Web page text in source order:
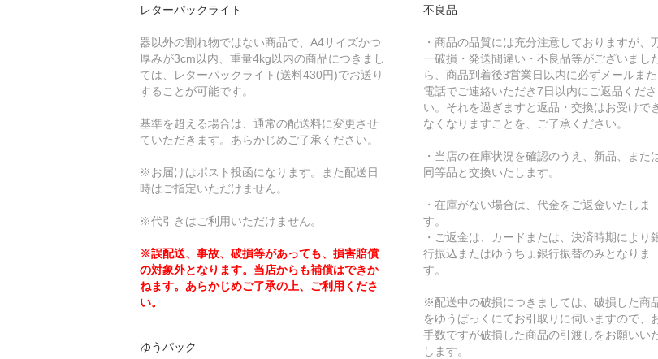
レターパックライト
器以外の割れ物ではない商品で、A4サイズかつ
厚みが3cm以内、重量4kg以内の商品につきまし
ては、レターパックライト(送料430円)でお送り
することが可能です。
基準を超える場合は、通常の配送料に変更させ
ていただきます。あらかじめご了承ください。
※お届けはポスト投函になります。また配送日
時はご指定いただけません。
※代引きはご利用いただけません。
※誤配送、事故、破損等があっても、損害賠償
の対象外となります。当店からも補償はできか
ねます。あらかじめご了承の上、ご利用くださ
い。
ゆうパック
不良品
・商品の品質には充分注意しておりますが、
一破損・発送間違い・不良品等がございまし
ら、商品到着後3営業日以内に必ずメールま
電話でご連絡いただき7日以内にご返品くださ
い。それを過ぎますと返品・交換はお受けで
なくなりますことを、ご了承ください。
・当店の在庫状況を確認のうえ、新品、また
同等品と交換いたします。
・在庫がない場合は、代金をご返金いたしま
す。
・ご返金は、カードまたは、決済時期により
行振込またはゆうちょ銀行振替のみとなりま
す。
※配送中の破損につきましては、破損した商
をゆうぱっくにてお引取りに伺いますので、
手数ですが破損した商品の引渡しをお願いい
します。